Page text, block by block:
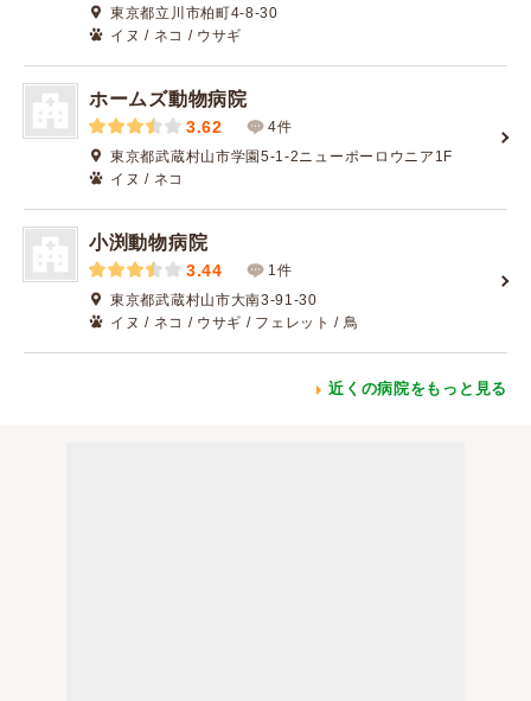
東京都立川市柏町4-8-30
イヌ / ネコ / ウサギ
ホームズ動物病院
3.62
4件
東京都武蔵村山市学園5-1-2ニューポーロウニア1F
イヌ / ネコ
小渕動物病院
3.44
1件
東京都武蔵村山市大南3-91-30
イヌ / ネコ / ウサギ / フェレット / 鳥
近くの病院をもっと見る